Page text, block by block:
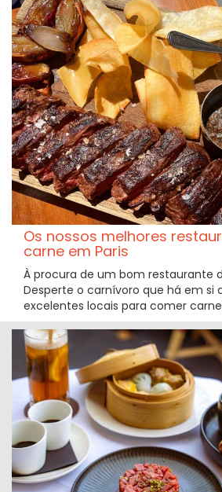
Os nossos melhores
carne em Paris
À procura de um bom restaurante
Desperte o carnívoro que há em si
excelentes locais para comer